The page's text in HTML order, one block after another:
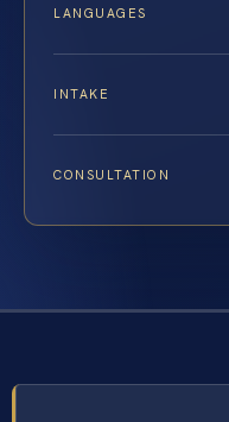
LANGUAGES
INTAKE
CONSULTATION